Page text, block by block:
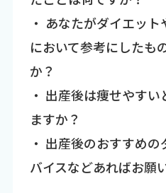
・ あなたがダイエッ
において参考にしたも
か？
・ 出産後は痩せやす
ますか？
・ 出産後のおすすめ
バイスなどあればお願